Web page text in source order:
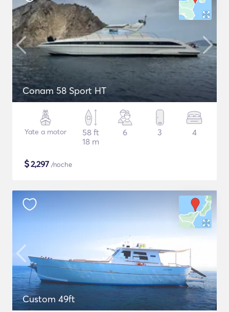
Conam 58 Sport HT
Yate a motor
58 ft
18 m
6 3 4
$2,297 /noche
Custom 49ft